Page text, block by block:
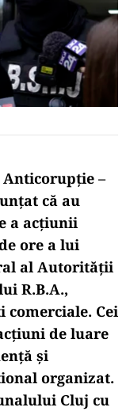
–
că au
a acțiunii
ore a lui
al Autorității
R.B.A.,
Cei
de luare
și
organizat.
Cluj cu